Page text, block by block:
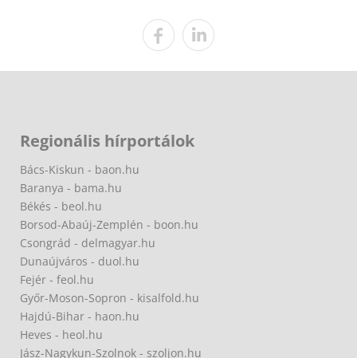
Regionális hírportálok
Bács-Kiskun - baon.hu
Baranya - bama.hu
Békés - beol.hu
Borsod-Abaúj-Zemplén - boon.hu
Csongrád - delmagyar.hu
Dunaújváros - duol.hu
Fejér - feol.hu
Győr-Moson-Sopron - kisalfold.hu
Hajdú-Bihar - haon.hu
Heves - heol.hu
Jász-Nagykun-Szolnok - szoljon.hu